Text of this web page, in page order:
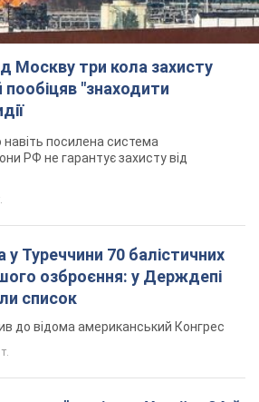
Москву три кола захисту
"знаходити
посилена система
РФ не гарантує захисту від
у Туреччини 70 балістичних
озброєння: у Держдепі
список
до відома американський Конгрес